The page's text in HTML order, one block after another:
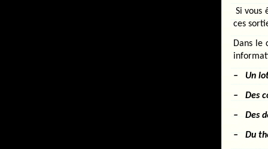
Si vous
ces
Dans le
– Un
– Des
– Des
– Du